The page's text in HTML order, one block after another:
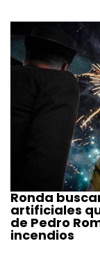
Ronda
artificiales
de Pedro
incendios